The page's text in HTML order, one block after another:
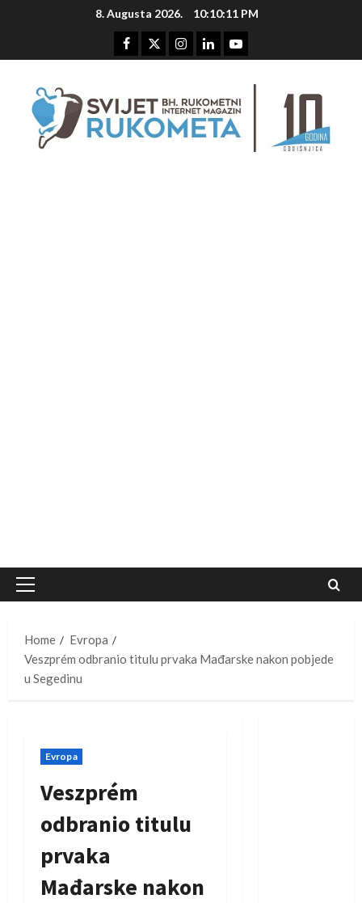
8. Augusta 2026. 10:10:12 PM
Primary
Home
Evropa
Veszprém odbranio titulu prvaka Mađarske nakon pobjede
u Segedinu
Evropa
Veszprém
odbranio titulu
prvaka
Mađarske nakon